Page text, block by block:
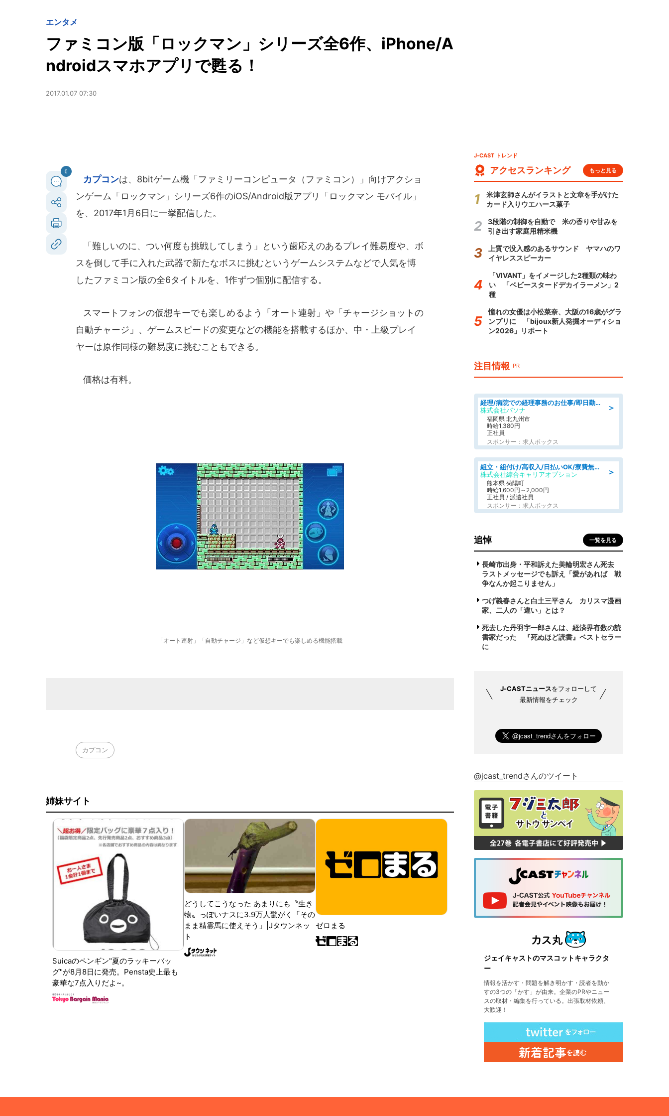
エンタメ
ファミコン版「ロックマン」シリーズ全6作、iPhone/A
ndroidスマホアプリで甦る！
2017.01.07 07:30
0
カプコンは、8bitゲーム機「ファミリーコンピュータ（ファミコン）」向けアクショ
ンゲーム「ロックマン」シリーズ6作のiOS/Android版アプリ「ロックマン モバイル」
を、2017年1月6日に一挙配信した。
「難しいのに、つい何度も挑戦してしまう」という歯応えのあるプレイ難易度や、ボ
スを倒して手に入れた武器で新たなボスに挑むというゲームシステムなどで人気を博
したファミコン版の全6タイトルを、1作ずつ個別に配信する。
スマートフォンの仮想キーでも楽しめるよう「オート連射」や「チャージショットの
自動チャージ」、ゲームスピードの変更などの機能を搭載するほか、中・上級プレイ
ヤーは原作同様の難易度に挑むこともできる。
価格は有料。
「オート連射」「自動チャージ」など仮想キーでも楽しめる機能搭載
カプコン
姉妹サイト
Suicaのペンギン"夏のラッキーバッ
グ"が8月8日に発売。Pensta史上最も
豪華な7点入りだよ~。
どうしてこうなった あまりにも〝生き
物〟っぽいナスに3.9万人驚がく「その
まま精霊馬に使えそう」|Jタウンネッ
ト
ゼロまる
J-CAST トレンド
アクセスランキング もっと見る
米津玄師さんがイラストと文章を手がけた
カード入りウエハース菓子
3段階の制御を自動で 米の香りや甘みを
引き出す家庭用精米機
上質で没入感のあるサウンド ヤマハのワ
イヤレススピーカー
「VIVANT」をイメージした2種類の味わ
い 「ベビースタードデカイラーメン」2
種
憧れの女優は小松菜奈、大阪の16歳がグラ
ンプリに 「bijoux新人発掘オーディショ
ン2026」リポート
注目情報 PR
＞
経理/病院での経理事務のお仕事/即日勤務可/車通勤可/経理/一般事務
株式会社パソナ
福岡県 北九州市
時給1,380円
正社員
スポンサー：求人ボックス
＞
組立・組付け/高収入/日払いOK/寮費無料/交替制/20・30・40代活躍中
株式会社綜合キャリアオプション
熊本県 菊陽町
時給1,600円～2,000円
正社員 / 派遣社員
スポンサー：求人ボックス
追悼 一覧を見る
長崎市出身・平和訴えた美輪明宏さん死去
ラストメッセージでも訴え「愛があれば 戦
争なんか起こりません」
つげ義春さんと白土三平さん カリスマ漫画
家、二人の「違い」とは？
死去した丹羽宇一郎さんは、経済界有数の読
書家だった 『死ぬほど読書』ベストセラー
に
J-CASTニュースをフォローして
最新情報をチェック
@jcast_trendさんのツイート
ジェイキャストのマスコットキャラクタ
ー
情報を活かす・問題を解き明かす・読者を動か
すの3つの「かす」が由来。企業のPRやニュー
スの取材・編集を行っている。出張取材依頼、
大歓迎！